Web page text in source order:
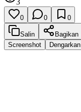
0 0 0
Salin
Bagikan
Screenshot
Dengarkan